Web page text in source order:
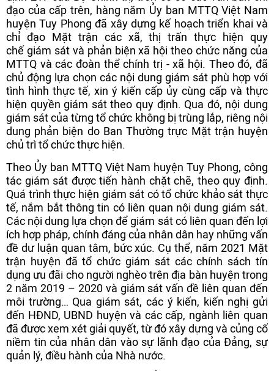
đạo của cấp trên, hàng năm Ủy ban MTTQ Việt Nam
huyện Tuy Phong đã xây dựng kế hoạch triển khai và
chỉ đạo Mặt trận các xã, thị trấn thực hiện quy
chế giám sát và phản biện xã hội theo chức năng của
MTTQ và các đoàn thể chính trị - xã hội. Theo đó, đã
chủ động lựa chọn các nội dung giám sát phù hợp với
tình hình thực tế, xin ý kiến cấp ủy cùng cấp và thực
hiện quyền giám sát theo quy định. Qua đó, nội dung
giám sát của từng tổ chức không bị trùng lắp, riêng nội
dung phản biện do Ban Thường trực Mặt trận huyện
chủ trì tổ chức thực hiện.
Theo Ủy ban MTTQ Việt Nam huyện Tuy Phong, công
tác giám sát được tiến hành chặt chẽ, theo quy định.
Quá trình thực hiện giám sát có tổ chức khảo sát thực
tế, nắm bắt thông tin có liên quan nội dung giám sát.
Các nội dung lựa chọn để giám sát có liên quan đến lợi
ích hợp pháp, chính đáng của nhân dân hay những vấn
đề dư luận quan tâm, bức xúc. Cụ thể, năm 2021 Mặt
trận huyện đã tổ chức giám sát các chính sách tín
dụng ưu đãi cho người nghèo trên địa bàn huyện trong
2 năm 2019 – 2020 và giám sát vấn đề liên quan đến
môi trường… Qua giám sát, các ý kiến, kiến nghị gửi
đến HĐND, UBND huyện và các cấp, ngành liên quan
đã được xem xét giải quyết, từ đó xây dựng và củng cố
niềm tin của nhân dân vào sự lãnh đạo của Đảng, sự
quản lý, điều hành của Nhà nước.